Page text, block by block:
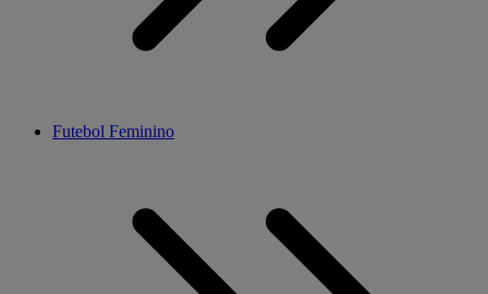
Futebol Feminino